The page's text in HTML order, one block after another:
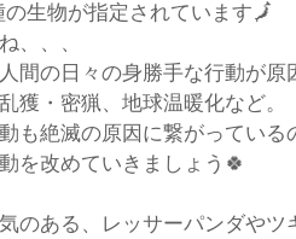
の生物が指定されています🗾
、、、
間の日々の身勝手な行動が原
獲・密猟、地球温暖化など。
も絶滅の原因に繋がってい
を改めていきましょう🍀
のある、レッサーパンダや